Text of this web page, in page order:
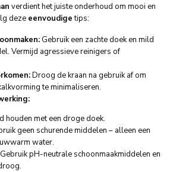
verdient het juiste onderhoud om mooi en
deze eenvoudigetips:
Gebruik een zachte doek en mild
Vermijd agressieve reinigers of
Droog de kraan na gebruik af om
te minimaliseren.
houden met een droge doek.
geen schurende middelen – alleen een
water.
pH-neutrale schoonmaakmiddelen en